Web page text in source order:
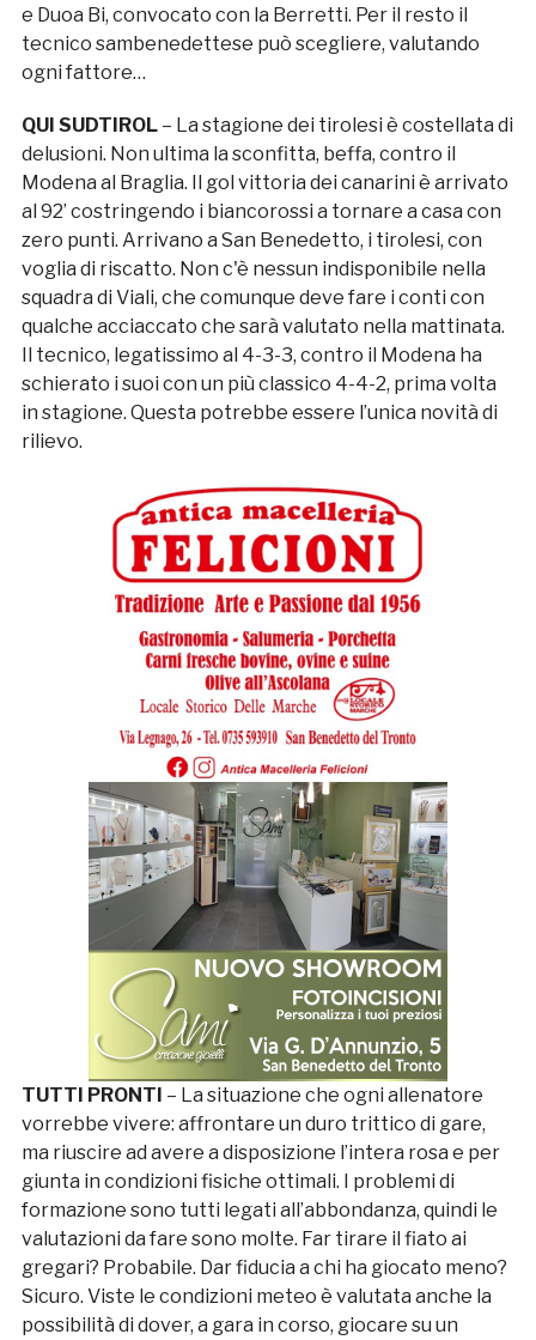
e Duoa Bi, convocato con la Berretti. Per il resto il
tecnico sambenedettese può scegliere, valutando
ogni fattore…
QUI SUDTIROL– La stagione dei tirolesi è costellata di
delusioni. Non ultima la sconfitta, beffa, contro il
Modena al Braglia. Il gol vittoria dei canarini è arrivato
al 92’ costringendo i biancorossi a tornare a casa con
zero punti. Arrivano a San Benedetto, i tirolesi, con
voglia di riscatto. Non c'è nessun indisponibile nella
squadra di Viali, che comunque deve fare i conti con
qualche acciaccato che sarà valutato nella mattinata.
Il tecnico, legatissimo al 4-3-3, contro il Modena ha
schierato i suoi con un più classico 4-4-2, prima volta
in stagione. Questa potrebbe essere l’unica novità di
rilievo.
TUTTI PRONTI – La situazione che ogni allenatore
vorrebbe vivere: affrontare un duro trittico di gare,
ma riuscire ad avere a disposizione l’intera rosa e per
giunta in condizioni fisiche ottimali. I problemi di
formazione sono tutti legati all’abbondanza, quindi le
valutazioni da fare sono molte. Far tirare il fiato ai
gregari? Probabile. Dar fiducia a chi ha giocato meno?
Sicuro. Viste le condizioni meteo è valutata anche la
possibilità di dover, a gara in corso, giocare su un